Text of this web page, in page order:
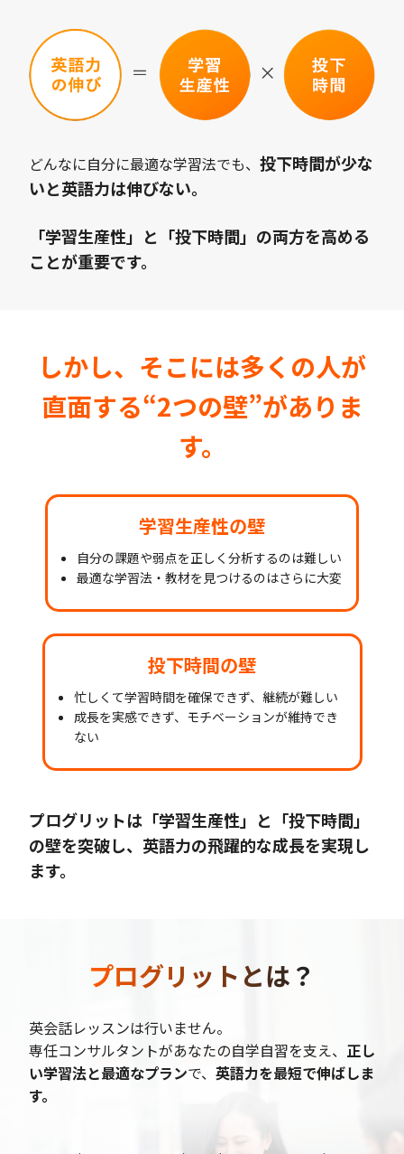
どんなに自分に最適な学習法でも、 投下時間が少な
いと英語力は伸びない。
「学習生産性」と「投下時間」の両方を高める
ことが重要です。
しかし、そこには多くの人が
直面する“2つの壁”がありま
す。
学習生産性の壁
自分の課題や弱点を正しく分析するのは難しい
最適な学習法・教材を見つけるのはさらに大変
投下時間の壁
忙しくて学習時間を確保できず、継続が難しい
成長を実感できず、モチベーションが維持でき
ない
プログリットは「学習生産性」と「投下時間」
の壁を突破し、英語力の飛躍的な成長を実現し
ます。
プログリットとは？
英会話レッスンは行いません。
専任コンサルタントがあなたの自学自習を支え、 正し
い学習法と最適なプランで、 英語力を最短で伸ばしま
す。